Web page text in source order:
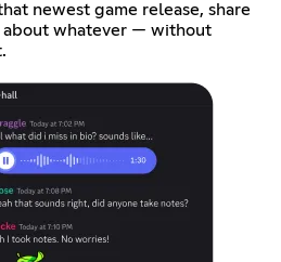
newest game release, share
about whatever — without